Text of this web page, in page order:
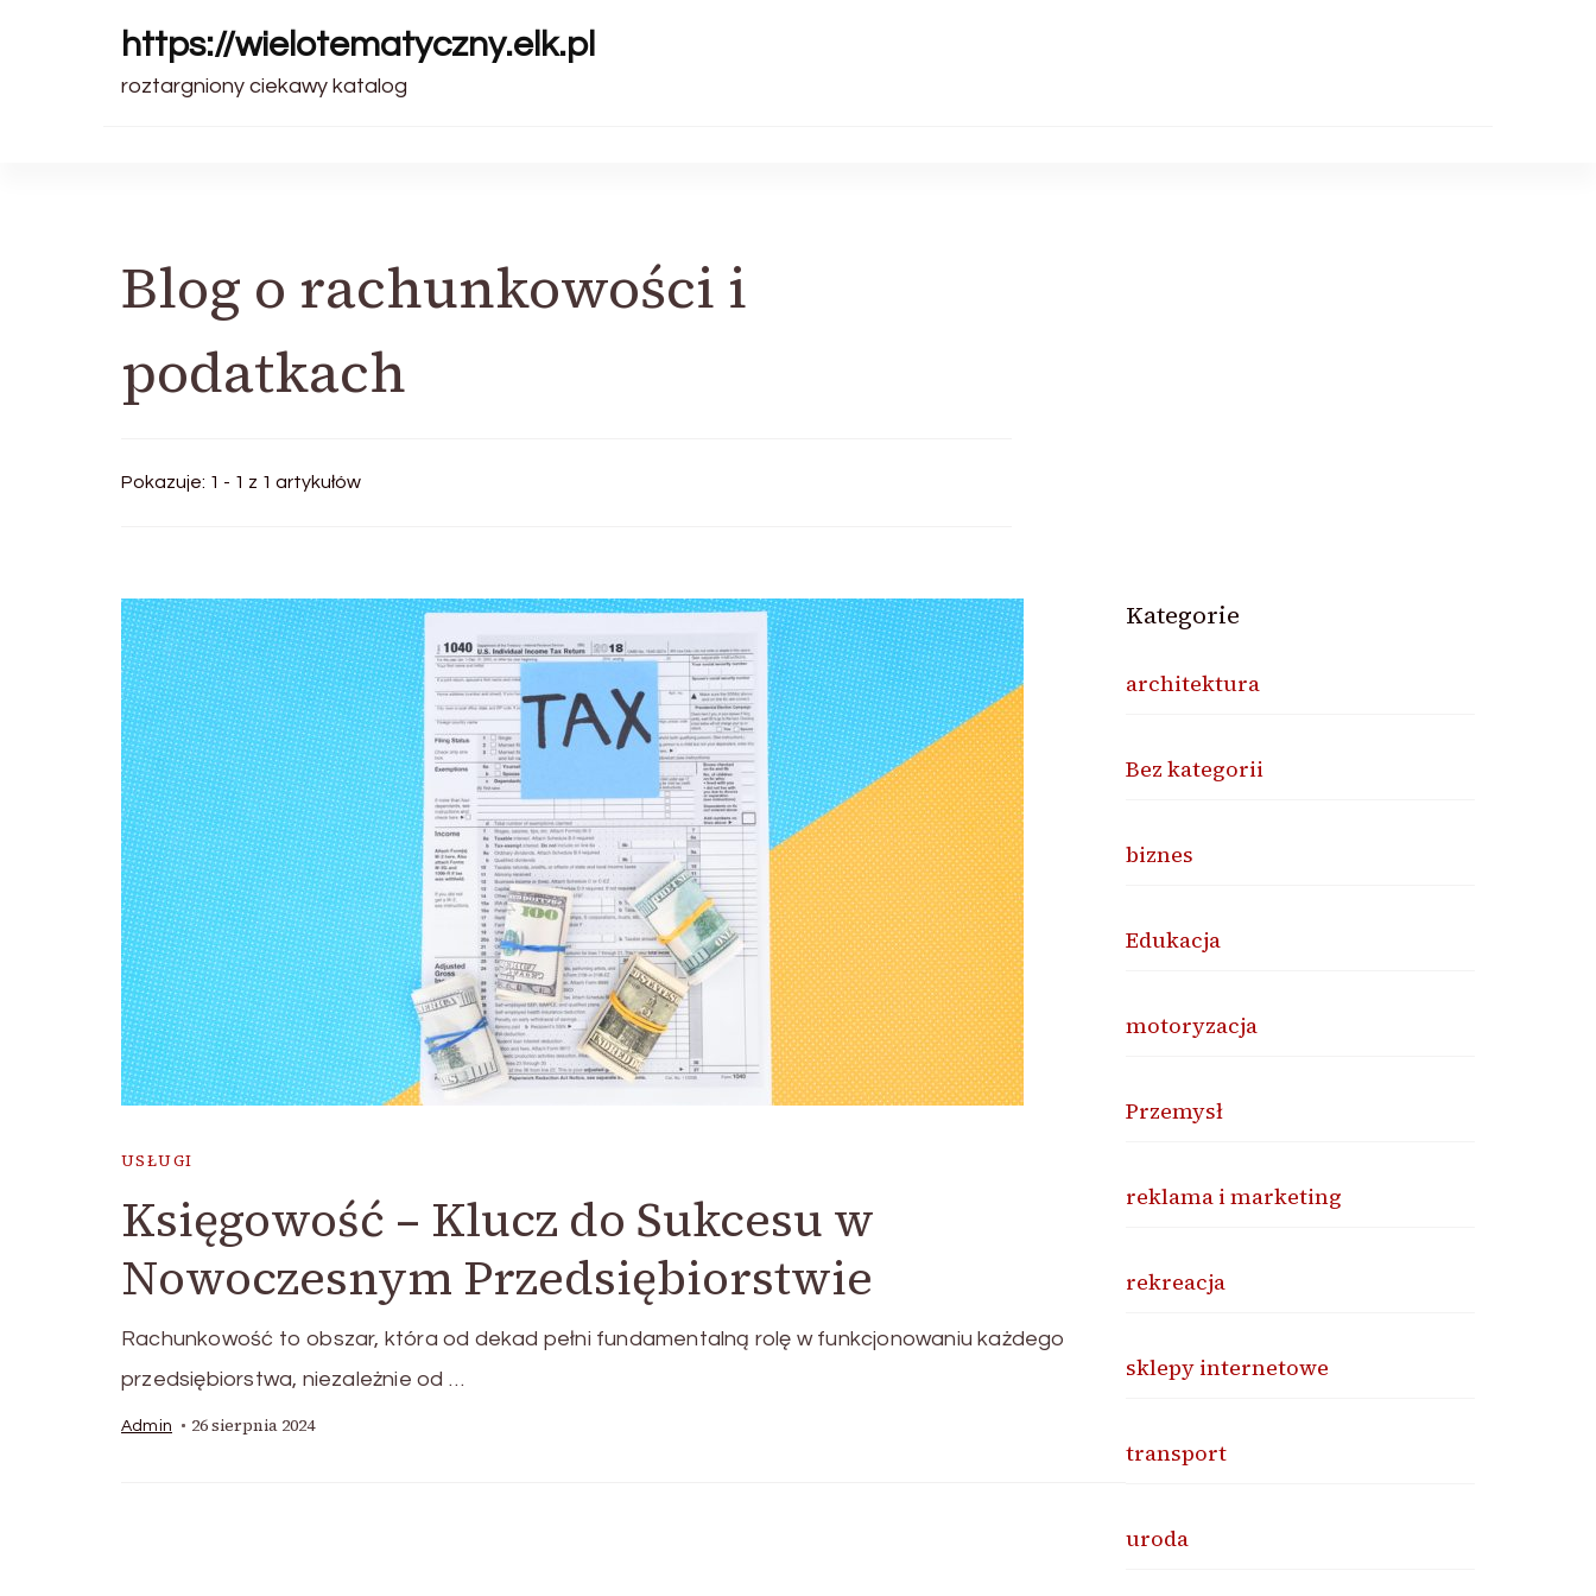
https://wielotematyczny.elk.pl
roztargniony ciekawy katalog
Blog o rachunkowości i
podatkach
Pokazuje: 1 - 1 z 1 artykułów
USŁUGI
Księgowość – Klucz do Sukcesu w
Nowoczesnym Przedsiębiorstwie
Rachunkowość to obszar, która od dekad pełni fundamentalną rolę w funkcjonowaniu każdego
przedsiębiorstwa, niezależnie od …
Admin 26 sierpnia 2024
Kategorie
architektura
Bez kategorii
biznes
Edukacja
motoryzacja
Przemysł
reklama i marketing
rekreacja
sklepy internetowe
transport
uroda